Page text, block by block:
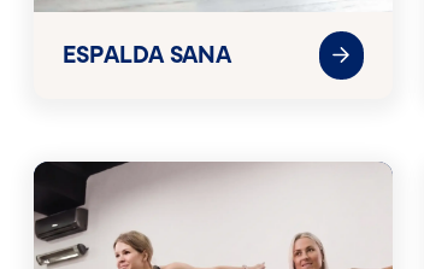
ESPALDA SANA